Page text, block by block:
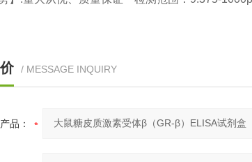
/ MESSAGE INQUIRY
产品：